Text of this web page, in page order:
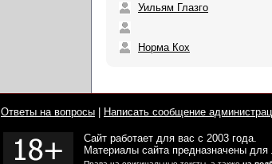
Уильям Глазго
Норма Кох
Ответы на вопросы Написать сообщение
Сайт работает для вас с 2003 года.
Материалы сайта предназначены